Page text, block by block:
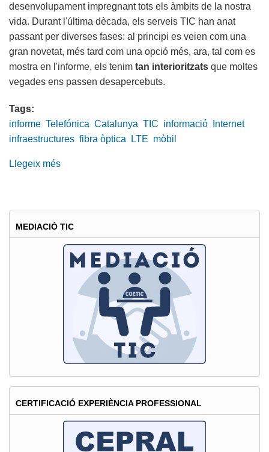
desenvolupament impregnant tots els àmbits de la nostra
vida. Durant l'última dècada, els serveis TIC han anat
passant per diverses fases: al principi es veien com una
gran novetat, més tard com una opció més, ara, tal com es
mostra en l'informe, els tenim tan interioritzats que moltes
vegades ens passen desapercebuts.
Tags:
informe Telefónica Catalunya TIC informació
Internet
infraestructures fibra òptica LTE mòbil
Llegeix més
Catalunya
a
l’Informe
“La
Sociedad
Información
España
2013"
MEDIACIÓ TIC
CERTIFICACIÓ EXPERIÈNCIA PROFESSIONAL